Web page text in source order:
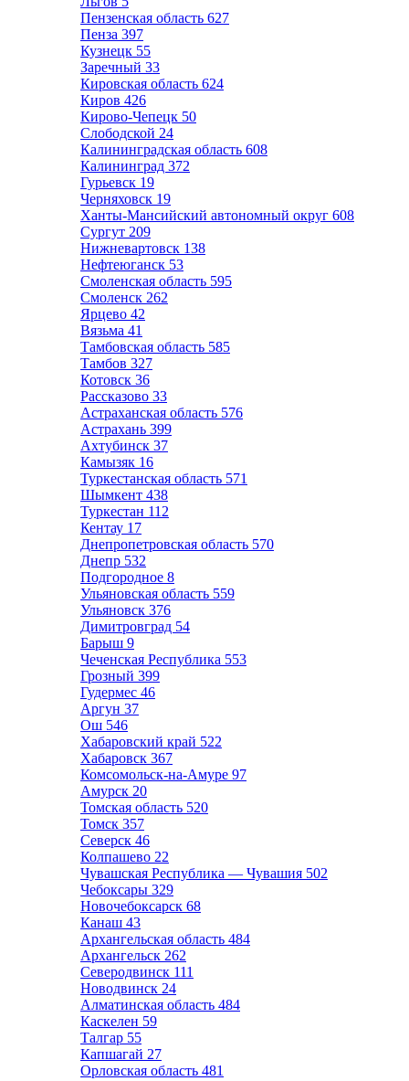
Пензенская область 627
Пенза 397
Кузнецк 55
Заречный 33
Кировская область 624
Киров 426
Кирово-Чепецк 50
Слободской 24
Калининградская область 608
Калининград 372
Гурьевск 19
Черняховск 19
Ханты-Мансийский автономный округ 608
Сургут 209
Нижневартовск 138
Нефтеюганск 53
Смоленская область 595
Смоленск 262
Ярцево 42
Вязьма 41
Тамбовская область 585
Тамбов 327
Котовск 36
Рассказово 33
Астраханская область 576
Астрахань 399
Ахтубинск 37
Камызяк 16
Туркестанская область 571
Шымкент 438
Туркестан 112
Кентау 17
Днепропетровская область 570
Днепр 532
Подгородное 8
Ульяновская область 559
Ульяновск 376
Димитровград 54
Барыш 9
Чеченская Республика 553
Грозный 399
Гудермес 46
Аргун 37
Ош 546
Хабаровский край 522
Хабаровск 367
Комсомольск-на-Амуре 97
Амурск 20
Томская область 520
Томск 357
Северск 46
Колпашево 22
Чувашская Республика — Чувашия 502
Чебоксары 329
Новочебоксарск 68
Канаш 43
Архангельская область 484
Архангельск 262
Северодвинск 111
Новодвинск 24
Алматинская область 484
Каскелен 59
Талгар 55
Капшагай 27
Орловская область 481